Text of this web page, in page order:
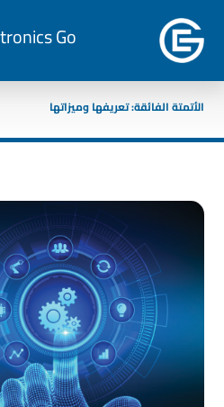
Go
الأتمتة الفائقة: تعريفها وميزاتها